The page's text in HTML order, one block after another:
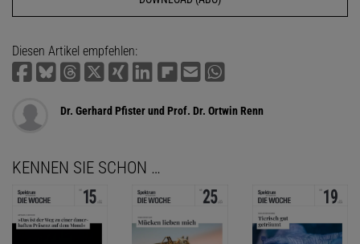
Diesen Artikel empfehlen:
Dr. Gerhard Pfister und Prof. Dr. Ortwin Renn
KENNEN SIE SCHON …